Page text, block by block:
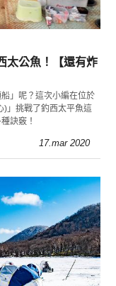
太公魚！【還有炸
」呢？這次小編在位於
)」挑戰了釣西太平魚這
訣竅！
17.mar 2020